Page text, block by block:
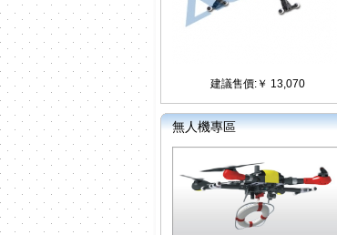
建議售價:￥ 13,070
無人機專區